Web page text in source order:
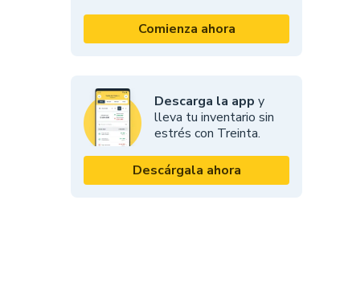
Comienza ahora
Descarga la app y
lleva tu inventario sin
estrés con Treinta.
Descárgala ahora